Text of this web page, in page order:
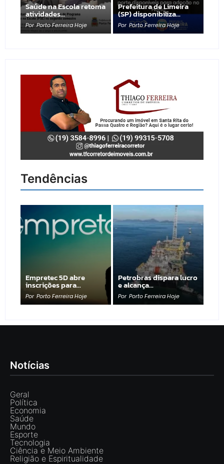
Saúde na Escola retoma
atividades…
Por Porto Ferreira Hoje
Prefeitura de Limeira
(SP) disponibiliza…
Por Porto Ferreira Hoje
Tendências
Empretec 5D abre
inscrições para…
Por Porto Ferreira Hoje
Petrobras dispara lucro
e alcança…
Por Porto Ferreira Hoje
Notícias
Geral
Política
Economia
Saúde
Mundo
Esporte
Tecnologia
Ciência e Meio Ambiente
Religião e Espiritualidade